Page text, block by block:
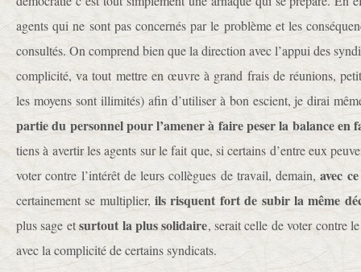
agents qui ne sont pas concernés par le problème et les
consultés. On comprend bien que la direction avec l’appui des
complicité, va tout mettre en œuvre à grand frais de réunions,
les moyens sont illimités) afin d’utiliser à bon escient, je dirai
partie du personnel pour l’amener à faire peser la balance en
tiens à avertir les agents sur le fait que, si certains d’entre eux
voter contre l’intérêt de leurs collègues de travail, demain,avec
certainement se multiplier,ils risquent fort de subir la même
plus sage etsurtout la plus solidaire, serait celle de voter contre
avec la complicité de certains syndicats.